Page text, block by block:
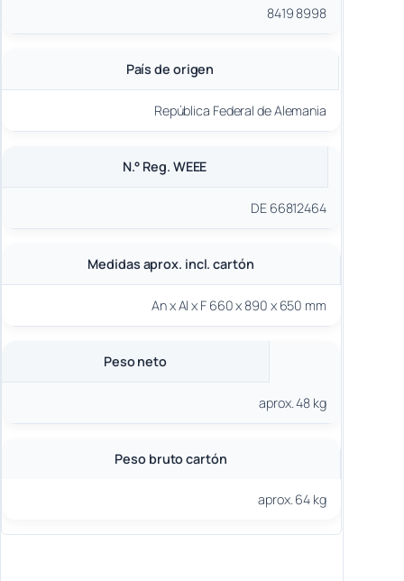
8419 8998
País de origen
República Federal de Alemania
N.° Reg. WEEE
DE 66812464
Medidas aprox. incl. cartón
An x Al x F 660 x 890 x 650 mm
Peso neto
aprox. 48 kg
Peso bruto cartón
aprox. 64 kg